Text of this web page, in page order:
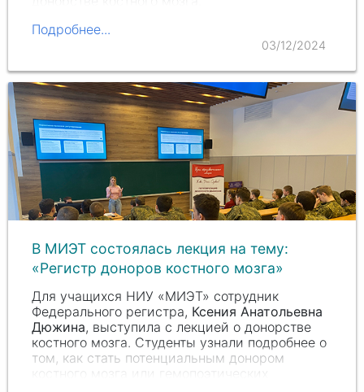
Подробнее...
03/12/2024
В МИЭТ состоялась лекция на тему:
«Регистр доноров костного мозга»
Для учащихся НИУ «МИЭТ» сотрудник
Федерального регистра, Ксения Анатольевна
Дюжина, выступила с лекцией о донорстве
костного мозга. Студенты узнали подробнее о
том, как стать потенциальным донором